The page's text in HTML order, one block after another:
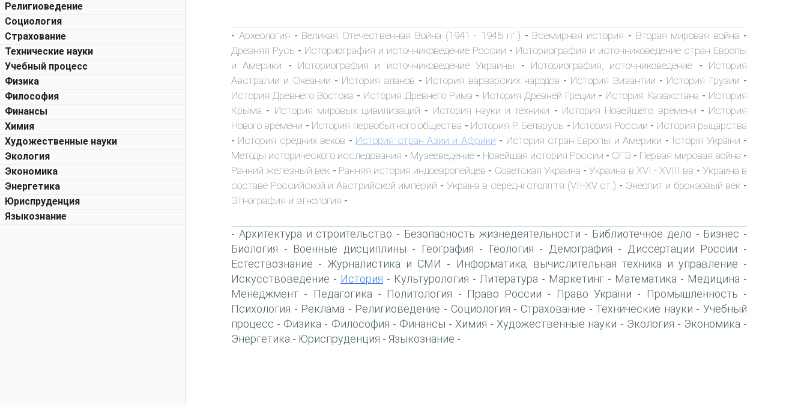
Религиоведение
Социология
Страхование
Технические науки
Учебный процесс
Физика
Философия
Финансы
Химия
Художественные науки
Экология
Экономика
Энергетика
Юриспруденция
Языкознание
- Археология - Великая Отечественная Война (1941 - 1945 гг.) - Всемирная история - Вторая мировая война -
Древняя Русь - Историография и источниковедение России - Историография и источниковедение стран Европы
и Америки - Историография и источниковедение Украины - Историография, источниковедение - История
Австралии и Океании - История аланов - История варварских народов - История Византии - История Грузии -
История Древнего Востока - История Древнего Рима - История Древней Греции - История Казахстана - История
Крыма - История мировых цивилизаций - История науки и техники - История Новейшего времени - История
Нового времени - История первобытного общества - История Р. Беларусь - История России - История рыцарства
- История средних веков - История стран Азии и Африки - История стран Европы и Америки - Історія України -
Методы исторического исследования - Музееведение - Новейшая история России - ОГЭ - Первая мировая война -
Ранний железный век - Ранняя история индоевропейцев - Советская Украина -Украина в XVI - XVIII вв - Украина в
составе Российской и Австрийской империй - Україна в середні століття (VII-XV ст.) - Энеолит и бронзовый век -
Этнография и этнология -
- Архитектура и строительство - Безопасность жизнедеятельности - Библиотечное дело - Бизнес -
Биология - Военные дисциплины - География - Геология - Демография - Диссертации России -
Естествознание - Журналистика и СМИ - Информатика, вычислительная техника и управление -
Искусствоведение - История - Культурология - Литература - Маркетинг - Математика - Медицина -
Менеджмент - Педагогика - Политология - Право России - Право України - Промышленность -
Психология - Реклама - Религиоведение - Социология - Страхование -Технические науки -Учебный
процесс - Физика - Философия - Финансы - Химия - Художественные науки - Экология - Экономика -
Энергетика - Юриспруденция - Языкознание -